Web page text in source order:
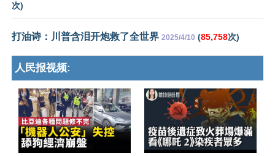
次)
打油诗：川普含泪开炮救了全世界 2025/4/10 (85,758次)
人民报视频: